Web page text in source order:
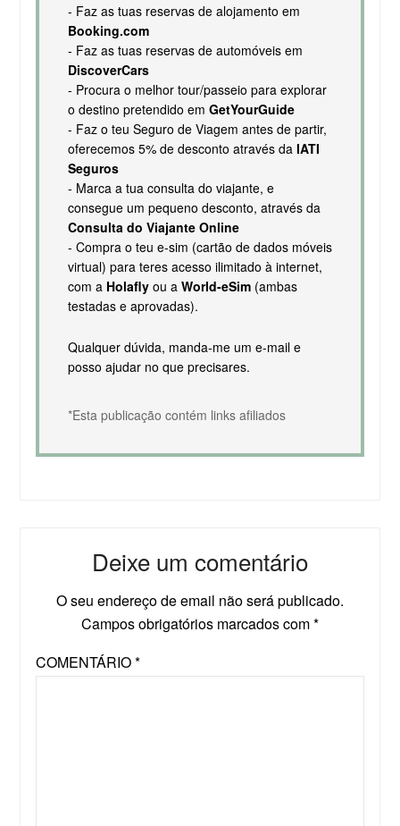
- Faz as tuas reservas de alojamento em
Booking.com
- Faz as tuas reservas de automóveis em
DiscoverCars
- Procura o melhor tour/passeio para explorar
o destino pretendido em GetYourGuide
- Faz o teu Seguro de Viagem antes de partir,
oferecemos 5% de desconto através da IATI
Seguros
- Marca a tua consulta do viajante, e
consegue um pequeno desconto, através da
Consulta do Viajante Online
- Compra o teu e-sim (cartão de dados móveis
virtual) para teres acesso ilimitado à internet,
com a Holaflyou a World-eSim(ambas
testadas e aprovadas).
Qualquer dúvida, manda-me um e-mail e
posso ajudar no que precisares.
*Esta publicação contém links afiliados
Deixe um comentário
O seu endereço de email não será publicado.
Campos obrigatórios marcados com*
COMENTÁRIO*